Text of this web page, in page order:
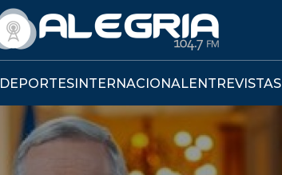
DEPORTESINTERNACIONALENTREVISTAS